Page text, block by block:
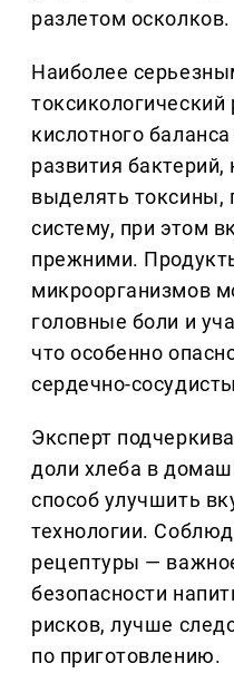
разлетом осколков.
Наиболее
кислотного
развития
выделять
систему, при этом
прежними.
микроорганизмов
головные боли и
что особенно
сердечно-
Эксперт
доли хлеба в
способ улучшить
технологии.
рецептуры —
безопасности
рисков, лучше
по приготовлению.